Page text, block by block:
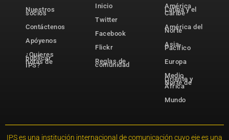
Nuestros
socios
Contáctenos
Apóyenos
¿Quieres
publicar
notas de
IPS?
Inicio
Twitter
Facebook
Flickr
Reglas de
comunidad
América
Latina y el
Caribe
América del
Norte
Asia-
Pacífico
Europa
Medio
Oriente y
Norte de
África
Mundo
IPS es una institución internacional de comunicación cuyo eje es una